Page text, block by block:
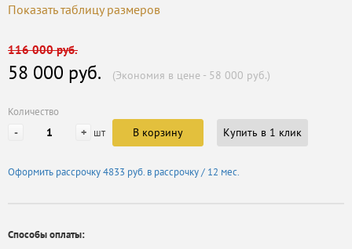
Показать таблицу размеров
116 000 руб.
58 000 руб. (Экономия в цене - 58 000 руб.)
Количество
- + шт В корзину Купить в 1 клик
Оформить рассрочку4833 руб. в рассрочку / 12 мес.
Способы оплаты: